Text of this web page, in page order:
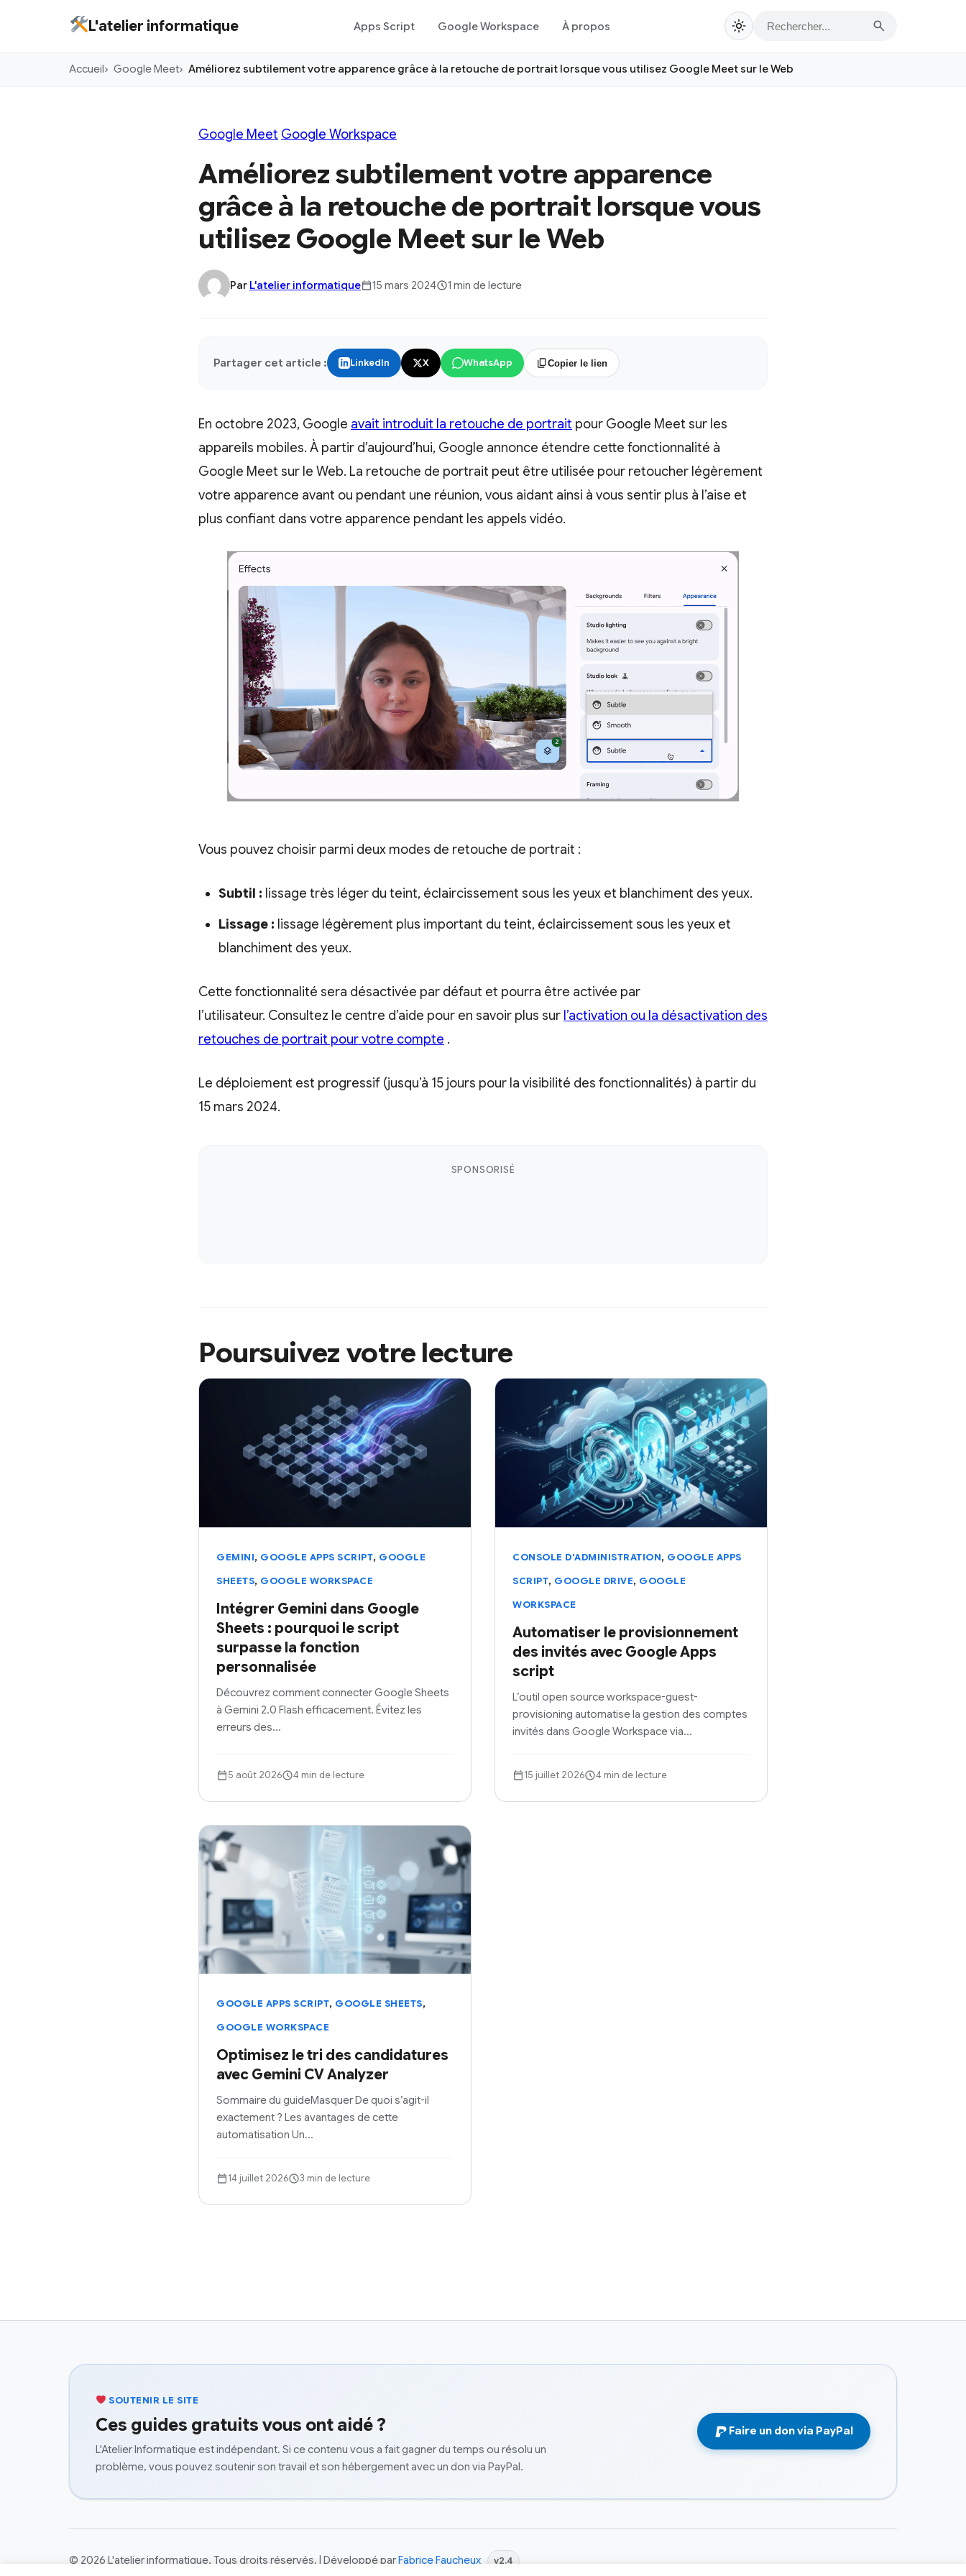
L'atelier informatique Apps Script Google Workspace À propos
Accueil Google Meet Améliorez subtilement votre apparence grâce à la retouche de portrait lorsque vous utilisez Google Meet sur le Web
Google Meet Google Workspace
Améliorez subtilement votre apparence
grâce à la retouche de portrait lorsque vous
utilisez Google Meet sur le Web
Par L'atelier informatique 15 mars 2024 1 min de lecture
Partager cet article : LinkedIn X WhatsApp Copier le lien
En octobre 2023, Google avait introduit la retouche de portrait pour Google Meet sur les
appareils mobiles. À partir d’aujourd’hui, Google annonce étendre cette fonctionnalité à
Google Meet sur le Web. La retouche de portrait peut être utilisée pour retoucher légèrement
votre apparence avant ou pendant une réunion, vous aidant ainsi à vous sentir plus à l’aise et
plus confiant dans votre apparence pendant les appels vidéo.
Vous pouvez choisir parmi deux modes de retouche de portrait :
Subtil : lissage très léger du teint, éclaircissement sous les yeux et blanchiment des yeux.
Lissage : lissage légèrement plus important du teint, éclaircissement sous les yeux et
blanchiment des yeux.
Cette fonctionnalité sera désactivée par défaut et pourra être activée par
l’utilisateur. Consultez le centre d’aide pour en savoir plus sur l’activation ou la désactivation des
retouches de portrait pour votre compte .
Le déploiement est progressif (jusqu’à 15 jours pour la visibilité des fonctionnalités) à partir du
15 mars 2024.
SPONSORISÉ
Poursuivez votre lecture
GEMINI, GOOGLE APPS SCRIPT, GOOGLE
SHEETS, GOOGLE WORKSPACE
Intégrer Gemini dans Google
Sheets : pourquoi le script
surpasse la fonction
personnalisée
Découvrez comment connecter Google Sheets
à Gemini 2.0 Flash efficacement. Évitez les
erreurs des…
5 août 2026 4 min de lecture
CONSOLE D'ADMINISTRATION, GOOGLE APPS
SCRIPT, GOOGLE DRIVE, GOOGLE
WORKSPACE
Automatiser le provisionnement
des invités avec Google Apps
script
L’outil open source workspace-guest-
provisioning automatise la gestion des comptes
invités dans Google Workspace via…
15 juillet 2026 4 min de lecture
GOOGLE APPS SCRIPT, GOOGLE SHEETS,
GOOGLE WORKSPACE
Optimisez le tri des candidatures
avec Gemini CV Analyzer
Sommaire du guideMasquer De quoi s’agit-il
exactement ? Les avantages de cette
automatisation Un…
14 juillet 2026 3 min de lecture
SOUTENIR LE SITE
Ces guides gratuits vous ont aidé ?
L'Atelier Informatique est indépendant. Si ce contenu vous a fait gagner du temps ou résolu un
problème, vous pouvez soutenir son travail et son hébergement avec un don via PayPal.
Faire un don via PayPal
© 2026 L'atelier informatique. Tous droits réservés. | Développé parFabrice Faucheux v2.4